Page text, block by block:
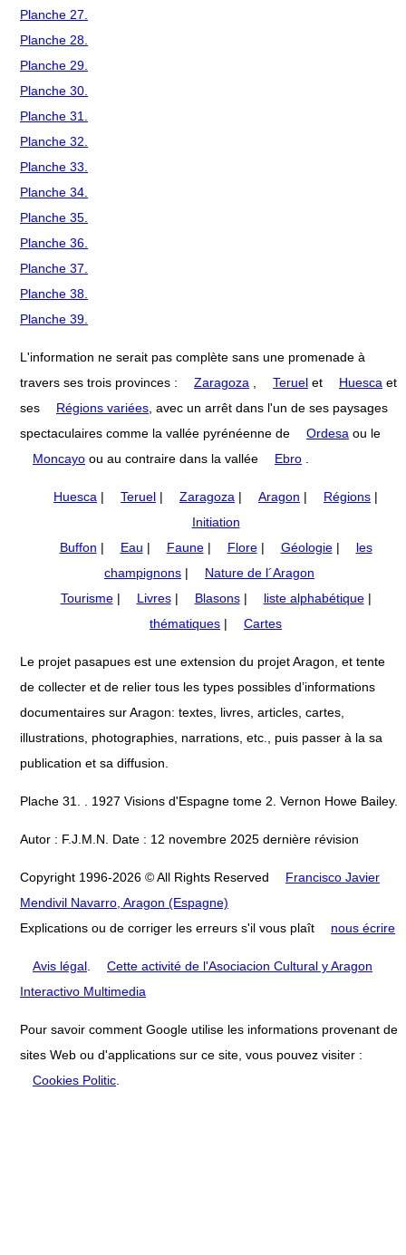
Planche 27.
Planche 28.
Planche 29.
Planche 30.
Planche 31.
Planche 32.
Planche 33.
Planche 34.
Planche 35.
Planche 36.
Planche 37.
Planche 38.
Planche 39.
L'information ne serait pas complète sans une promenade à
travers ses trois provinces :
Zaragoza Teruel et Huesca et
ses
Régions variées , avec un arrêt dans l'un de ses paysages
spectaculaires comme la vallée pyrénéenne de
Ordesa ou le
Moncayo ou au contraire dans la vallée Ebro
Huesca | Teruel | Zaragoza | Aragon | Régions |
Initiation
Buffon | Eau | Faune| Flore| Géologie|
les
champignons |
Nature de l´Aragon
Tourisme| Livres| Blasons| liste alphabétique|
thématiques | Cartes
Le projet pasapues est une extension du projet Aragon, et tente
de collecter et de relier tous les types possibles d’informations
documentaires sur Aragon: textes, livres, articles, cartes,
illustrations, photographies, narrations, etc., puis passer à la sa
publication et sa diffusion.
Plache 31. . 1927 Visions d'Espagne tome 2. Vernon Howe Bailey.
Autor : F.J.M.N. Date : 12 novembre 2025 dernière révision
Copyright 1996-2026 © All Rights Reserved
Francisco Javier
Mendivil Navarro, Aragon (Espagne)
Explications ou de corriger les erreurs s'il vous plaît
nous écrire
Avis légal
Cette activité de l'Asociacion Cultural y Aragon
Interactivo Multimedia
Pour savoir comment Google utilise les informations provenant de
sites Web ou d'applications sur ce site, vous pouvez visiter :
Cookies Politic